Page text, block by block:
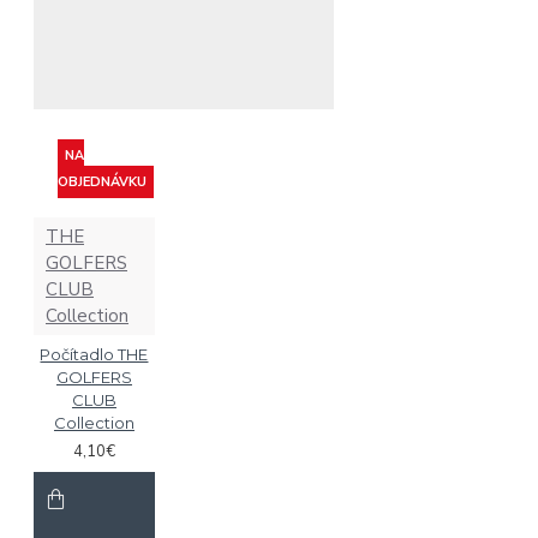
NA
OBJEDNÁVKU
THE
GOLFERS
CLUB
Collection
Počítadlo THE
GOLFERS
CLUB
Collection
4,10€